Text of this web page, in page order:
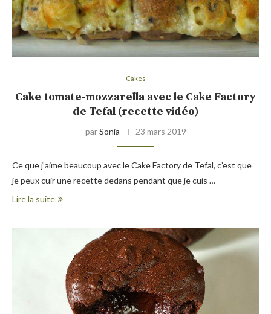
Cakes
Cake tomate-mozzarella avec le Cake Factory
de Tefal (recette vidéo)
parSonia 23 mars 2019
Ce que j’aime beaucoup avec le Cake Factory de Tefal, c’est que
je peux cuir une recette dedans pendant que je cuis …
Lire la suite